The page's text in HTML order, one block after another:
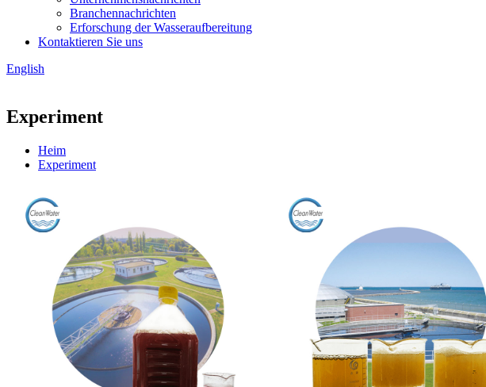
Branchennachrichten
Erforschung der Wasseraufbereitung
Kontaktieren Sie uns
English
Experiment
Heim
Experiment